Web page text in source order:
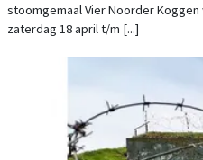
stoomgemaal Vier Noorder
zaterdag 18 april t/m [...]